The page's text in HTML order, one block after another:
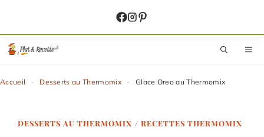
contenu
Accueil - Desserts au Thermomix - Glace Oreo au Thermomix
DESSERTS AU THERMOMIX / RECETTES THERMOMIX